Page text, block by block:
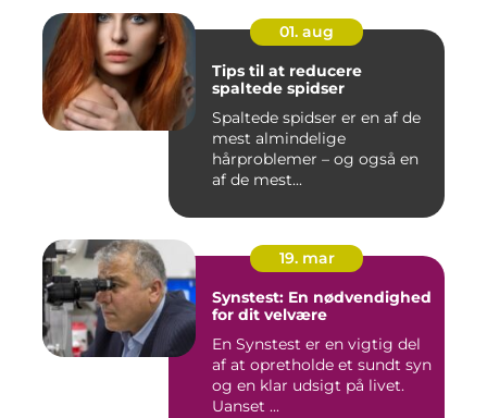
01. aug
Tips til at reducere
spaltede spidser
Spaltede spidser er en af de
mest almindelige
hårproblemer – og også en
af de mest...
19. mar
Synstest: En nødvendighed
for dit velvære
En Synstest er en vigtig del
af at opretholde et sundt syn
og en klar udsigt på livet.
Uanset ...